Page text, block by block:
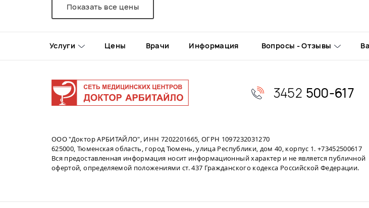
Показать все цены
Услуги Цены Врачи Информация Вопросы - Отзывы
3452 500-617
ООО "Доктор АРБИТАЙЛО", ИНН 7202201665, ОГРН 1097232031270
625000, Тюменская область, город Тюмень, улица Республики, дом 40, корпус 1. +73452500617
Вся предоставленная информация носит информационный характер и не является публичной
офертой, определяемой положениями ст. 437 Гражданского кодекса Российской Федерации.